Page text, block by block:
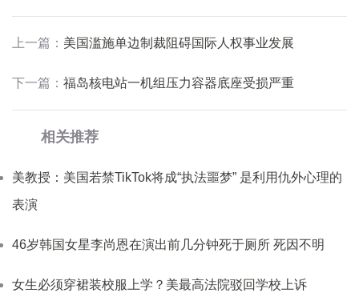
上一篇： 美国滥施单边制裁阻碍国际人权事业发展
下一篇： 福岛核电站一机组压力容器底座受损严重
相关推荐
美教授：美国若禁TikTok将成“执法噩梦” 是利用仇外心理的
表演
46岁韩国女星李尚恩在演出前几分钟死于厕所 死因不明
女生必须穿裙装校服上学？美最高法院驳回学校上诉